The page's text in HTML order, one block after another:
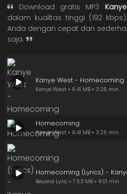
Download gratis MP3
dalam kualitas tinggi (192
Anda dengan cepat dan
saja.
Kanye West - Homecoming
Kanye West • 6.41 MB • 3:25 min
Homecoming
Kanye West • 6.41 MB • 3:25 min
Homecoming (Lyrics) -
Beyond Lyric • 7.53 MB • 4:01 min